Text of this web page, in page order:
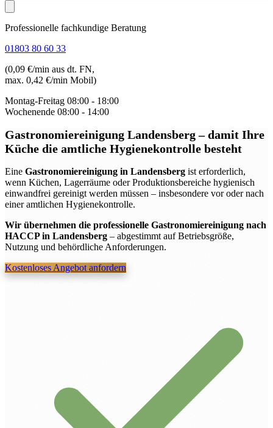
Professionelle fachkundige Beratung
01803 80 60 33
(0,09 €/min aus dt. FN,
max. 0,42 €/min Mobil)
Montag-Freitag 08:00 - 18:00
Wochenende 08:00 - 14:00
Gastronomiereinigung Landensberg– damit Ihre
Küche die amtliche Hygienekontrolle besteht
Eine Gastronomiereinigung in Landensberg ist erforderlich,
wenn Küchen, Lagerräume oder Produktionsbereiche hygienisch
einwandfrei gereinigt werden müssen – insbesondere vor oder nach
einer amtlichen Hygienekontrolle.
Wir übernehmen die professionelle Gastronomiereinigung nach
HACCP in Landensberg– abgestimmt auf Betriebsgröße,
Nutzung und behördliche Anforderungen.
Kostenloses Angebot anfordern